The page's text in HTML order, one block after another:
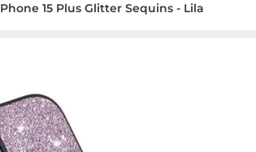
15 Plus Glitter Sequins - Lila